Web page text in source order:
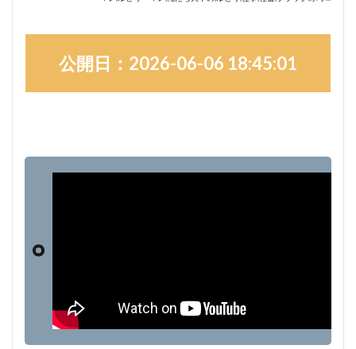
公開日：2026-06-06 18:45:01